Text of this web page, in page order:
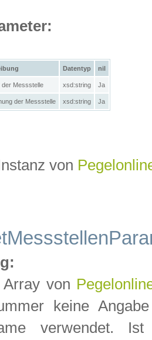
Datentyp nil
der Messstelle xsd:string Ja
der Messstelle xsd:string Ja
von
von
keine
verwendet.